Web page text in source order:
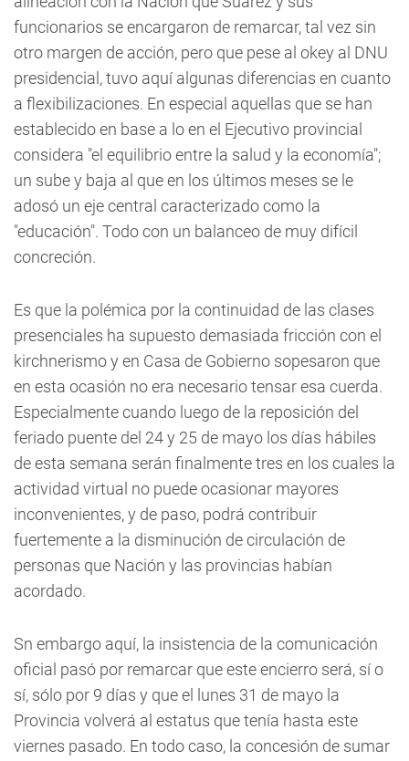
funcionarios se encargaron de remarcar, tal vez sin
otro margen de acción, pero que pese al okey al DNU
presidencial, tuvo aquí algunas diferencias en cuanto
a flexibilizaciones. En especial aquellas que se han
establecido en base a lo en el Ejecutivo provincial
considera "el equilibrio entre la salud y la economía";
un sube y baja al que en los últimos meses se le
adosó un eje central caracterizado como la
"educación". Todo con un balanceo de muy difícil
concreción.
Es que la polémica por la continuidad de las clases
presenciales ha supuesto demasiada fricción con el
kirchnerismo y en Casa de Gobierno sopesaron que
en esta ocasión no era necesario tensar esa cuerda.
Especialmente cuando luego de la reposición del
feriado puente del 24 y 25 de mayo los días hábiles
de esta semana serán finalmente tres en los cuales la
actividad virtual no puede ocasionar mayores
inconvenientes, y de paso, podrá contribuir
fuertemente a la disminución de circulación de
personas que Nación y las provincias habían
acordado.
Sn embargo aquí, la insistencia de la comunicación
oficial pasó por remarcar que este encierro será, sí o
sí, sólo por 9 días y que el lunes 31 de mayo la
Provincia volverá al estatus que tenía hasta este
viernes pasado. En todo caso, la concesión de sumar